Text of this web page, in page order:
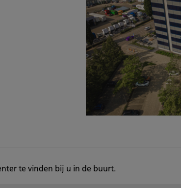
te vinden bij u in de buurt.